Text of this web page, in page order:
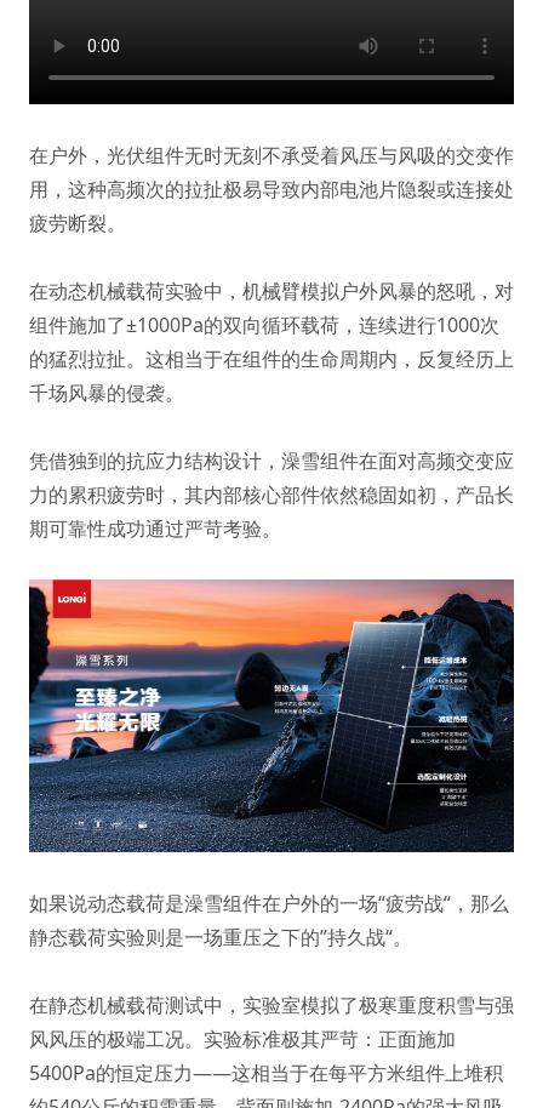
在户外，光伏组件无时无刻不承受着风压与风吸的交变作
用，这种高频次的拉扯极易导致内部电池片隐裂或连接处
疲劳断裂。
在动态机械载荷实验中，机械臂模拟户外风暴的怒吼，对
组件施加了±1000Pa的双向循环载荷，连续进行1000次
的猛烈拉扯。这相当于在组件的生命周期内，反复经历上
千场风暴的侵袭。
凭借独到的抗应力结构设计，澡雪组件在面对高频交变应
力的累积疲劳时，其内部核心部件依然稳固如初，产品长
期可靠性成功通过严苛考验。
如果说动态载荷是澡雪组件在户外的一场“疲劳战“，那么
静态载荷实验则是一场重压之下的”持久战“。
在静态机械载荷测试中，实验室模拟了极寒重度积雪与强
风风压的极端工况。实验标准极其严苛：正面施加
5400Pa的恒定压力——这相当于在每平方米组件上堆积